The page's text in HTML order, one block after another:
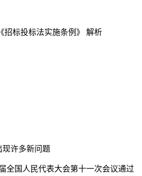
招标投标法实施条例》 解析
现许多新问题
全国人民代表大会第十一次会议通过